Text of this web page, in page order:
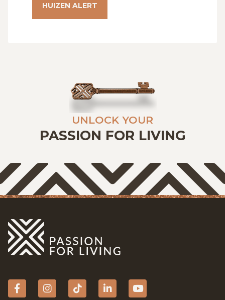
HUIZEN ALERT
UNLOCK YOUR
PASSION FOR LIVING
FacebookInstagram
tiktokLinkedinYouTube